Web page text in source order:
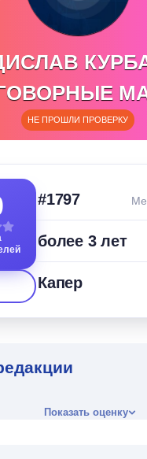
НЕ ПРОШЛИ ПРОВЕРКУ
#1797
более 3 лет
Капер
Показать оценку